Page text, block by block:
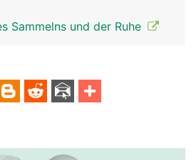
Sammelns und der Ruhe